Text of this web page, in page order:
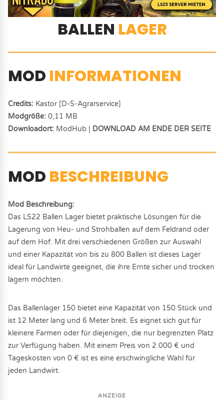
BALLEN LAGER
MOD INFORMATIONEN
Credits: Kastor [D-S-Agrarservice]
Modgröße: 0,11 MB
Downloadort: ModHub | DOWNLOAD AM ENDE DER SEITE
MOD BESCHREIBUNG
Mod Beschreibung:
Das LS22 Ballen Lager bietet praktische Lösungen für die
Lagerung von Heu- und Strohballen auf dem Feldrand oder
auf dem Hof. Mit drei verschiedenen Größen zur Auswahl
und einer Kapazität von bis zu 800 Ballen ist dieses Lager
ideal für Landwirte geeignet, die ihre Ernte sicher und trocken
lagern möchten.
Das Ballenlager 150 bietet eine Kapazität von 150 Stück und
ist 12 Meter lang und 6 Meter breit. Es eignet sich gut für
kleinere Farmen oder für diejenigen, die nur begrenzten Platz
zur Verfügung haben. Mit einem Preis von 2.000 € und
Tageskosten von 0 € ist es eine erschwingliche Wahl für
jeden Landwirt.
ANZEIGE